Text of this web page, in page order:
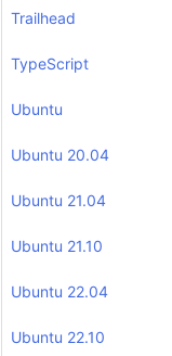
Trailhead
TypeScript
Ubuntu
Ubuntu 20.04
Ubuntu 21.04
Ubuntu 21.10
Ubuntu 22.04
Ubuntu 22.10